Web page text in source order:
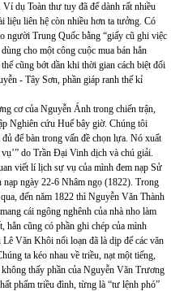
dụ Toàn thư tuy đã để dành rất nhiều
liệu liên hệ còn nhiều hơn ta tưởng. Có
người Trung Quốc bằng “giấy cũ ghi việc
cho một công cuộc mua bán hẳn
cũng bớt dần khi thời gian cách biệt đối
- Tây Sơn, phần giáp ranh thế kỉ
cơ của Nguyễn Ánh trong chiến trận,
Nghiên cứu Huế bây giờ. Chúng tôi
để bàn trong vấn đề chọn lựa. Nó xuất
do Trần Đại Vinh dịch và chú giải.
viết lí lịch sự vụ của mình đem nạp Sử
ngày 22-6 Nhâm ngọ (1822). Trong
đến năm 1822 thì Nguyễn Văn Thành
cái ngông nghênh của nhà nho làm
cũng có phần ghi chép của mình
Văn Khôi nổi loạn đã là dịp để các văn
ta kéo nhau về triều, nạt một tiếng,
thấy phần của Nguyễn Văn Trương
phẩm triều đình, từng là “tư lệnh phó”